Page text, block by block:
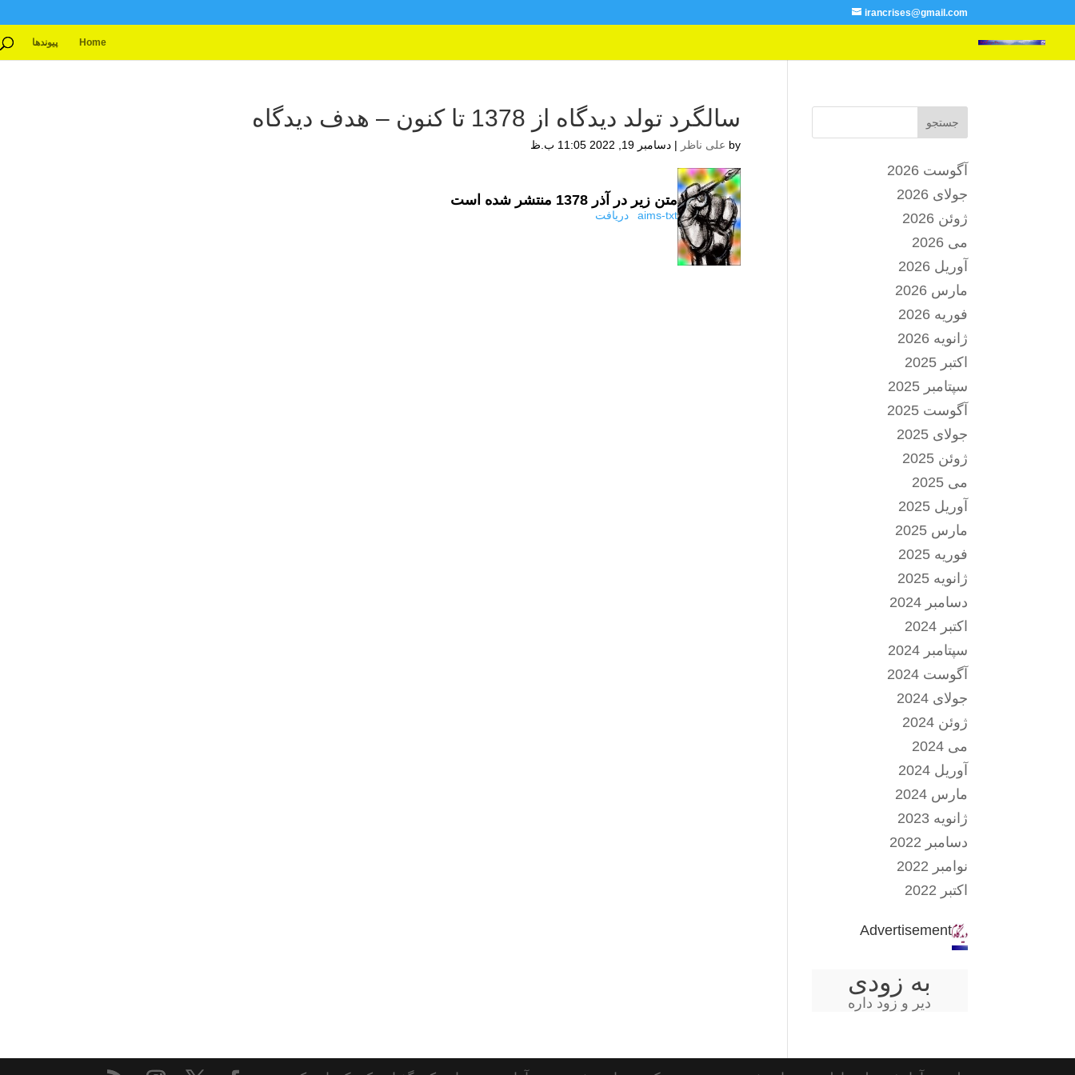
irancrises@gmail.com
Home پیوندها
سالگرد تولد دیدگاه از 1378 تا کنون – هدف دیدگاه
by علی ناظر | دسامبر 19, 2022 11:05 ب.ظ
متن زیر در آذر 1378 منتشر شده است
aims-txt دریافت
جستجو
آگوست 2026
جولای 2026
ژوئن 2026
می 2026
آوریل 2026
مارس 2026
فوریه 2026
ژانویه 2026
اکتبر 2025
سپتامبر 2025
آگوست 2025
جولای 2025
ژوئن 2025
می 2025
آوریل 2025
مارس 2025
فوریه 2025
ژانویه 2025
دسامبر 2024
اکتبر 2024
سپتامبر 2024
آگوست 2024
جولای 2024
ژوئن 2024
می 2024
آوریل 2024
مارس 2024
ژانویه 2023
دسامبر 2022
نوامبر 2022
اکتبر 2022
Advertisement
به زودی
دیر و زود داره